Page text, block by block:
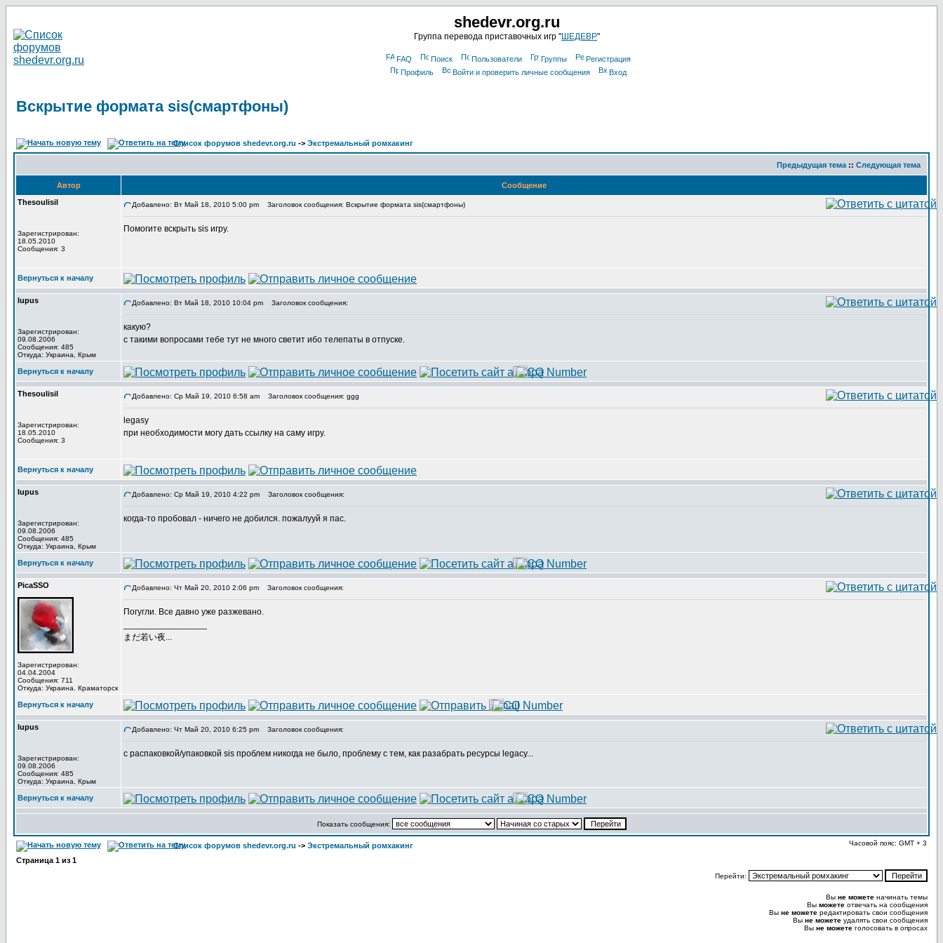
shedevr.org.ru
Группа перевода приставочных игр "ШЕДЕВР"
FAQ Поиск Пользователи Группы
Регистрация
Профиль
Войти и проверить личные сообщения Вход
Вскрытие формата sis(смартфоны)
Список форумов shedevr.org.ru -> Экстремальный ромхакинг
Предыдущая тема :: Следующая тема
Автор
Сообщение
Thesoulisil
Зарегистрирован:
18.05.2010
Сообщения: 3
Добавлено: Вт Май 18, 2010 5:00 pm Заголовок сообщения: Вскрытие формата sis(смартфоны)
Помогите вскрыть sis игру.
Вернуться к началу
lupus
Зарегистрирован:
09.08.2006
Сообщения: 485
Откуда: Украина, Крым
Добавлено: Вт Май 18, 2010 10:04 pm Заголовок сообщения:
какую?
с такими вопросами тебе тут не много светит ибо телепаты в отпуске.
Вернуться к началу
Thesoulisil
Зарегистрирован:
18.05.2010
Сообщения: 3
Добавлено: Ср Май 19, 2010 6:58 am Заголовок сообщения: ggg
legasy
при необходимости могу дать ссылку на саму игру.
Вернуться к началу
lupus
Зарегистрирован:
09.08.2006
Сообщения: 485
Откуда: Украина, Крым
Добавлено: Ср Май 19, 2010 4:22 pm Заголовок сообщения:
когда-то пробовал - ничего не добился. пожалууй я пас.
Вернуться к началу
PicaSSO
Зарегистрирован:
04.04.2004
Сообщения: 711
Откуда: Украина. Краматорск
Добавлено: Чт Май 20, 2010 2:06 pm Заголовок сообщения:
Погугли. Все давно уже разжевано.
まだ若い夜...
Вернуться к началу
lupus
Зарегистрирован:
09.08.2006
Сообщения: 485
Откуда: Украина, Крым
Добавлено: Чт Май 20, 2010 6:25 pm Заголовок сообщения:
с распаковкой/упаковкой sis проблем никогда не было, проблему с тем, как разабрать ресурсы legacy...
Вернуться к началу
Показать сообщения:
Список форумов shedevr.org.ru -> Экстремальный ромхакинг Часовой пояс: GMT + 3
Страница 1 из 1
Перейти:
Вы не можете начинать темы
Вы можете отвечать на сообщения
Вы не можете редактировать свои сообщения
Вы не можете удалять свои сообщения
Вы не можете голосовать в опросах